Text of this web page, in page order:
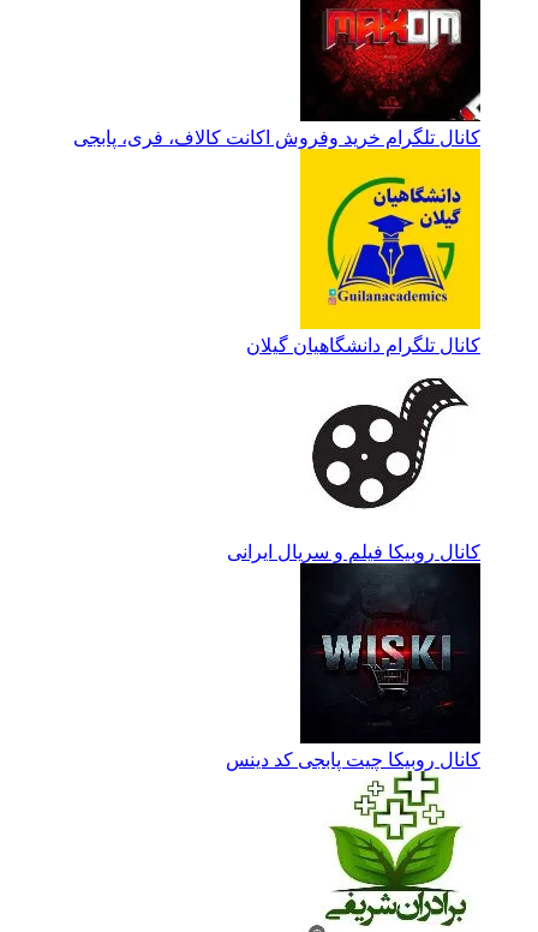
کانال تلگرام خرید وفروش اکانت کالاف، فری، پابجی
کانال تلگرام دانشگاهیان گیلان
کانال روبیکا فیلم و سریال ایرانی
کانال روبیکا چیت پابجی کد دینس